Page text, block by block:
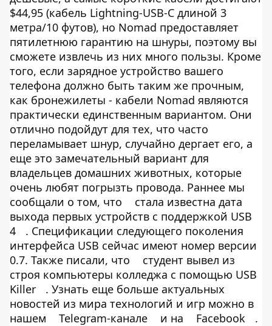
$44,95 (кабель Lightning-USB-C длиной 3
метра/10 футов), но Nomad предоставляет
пятилетнюю гарантию на шнуры, поэтому вы
сможете извлечь из них много пользы. Кроме
того, если зарядное устройство вашего
телефона должно быть таким же прочным,
как бронежилеты - кабели Nomad являются
практически единственным вариантом. Они
отлично подойдут для тех, что часто
переламывает шнур, случайно дергает его, а
еще это замечательный вариант для
владельцев домашних животных, которые
очень любят погрызть провода. Раннее мы
сообщали о том, что
cтала известна дата
выхода первых устройств с поддержкой USB
4
. Спецификации следующего поколения
интерфейса USB сейчас имеют номер версии
0.7. Также писали, что
студент вывел из
строя компьютеры колледжа с помощью USB
Killer
. Узнать еще больше актуальных
новостей из мира технологий и игр можно в
нашем
Telegram-канале и на Facebook .